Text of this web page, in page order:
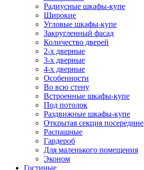
Радиусные шкафы-купе
Широкие
Угловые шкафы-купе
Закругленный фасад
Количество дверей
2-х дверные
3-х дверные
4-х дверные
Особенности
Во всю стену
Встроенные шкафы-купе
Под потолок
Раздвижные шкафы-купе
Открытая секция посередине
Распашные
Гардероб
Для маленького помещения
Эконом
Гостиные